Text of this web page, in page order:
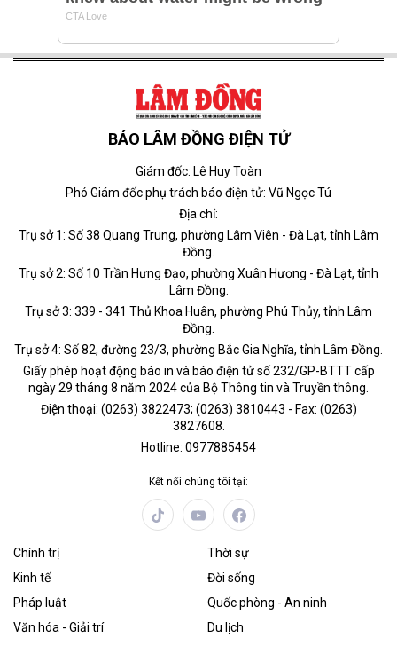
BÁO LÂM ĐỒNG ĐIỆN TỬ
Giám đốc: Lê Huy Toàn
Phó Giám đốc phụ trách báo điện tử: Vũ Ngọc Tú
Địa chỉ:
Trụ sở 1: Số 38 Quang Trung, phường Lâm Viên - Đà Lạt, tỉnh Lâm
Đồng.
Trụ sở 2: Số 10 Trần Hưng Đạo, phường Xuân Hương - Đà Lạt, tỉnh
Lâm Đồng.
Trụ sở 3: 339 - 341 Thủ Khoa Huân, phường Phú Thủy, tỉnh Lâm
Đồng.
Trụ sở 4: Số 82, đường 23/3, phường Bắc Gia Nghĩa, tỉnh Lâm Đồng.
Giấy phép hoạt động báo in và báo điện tử số 232/GP-BTTT cấp
ngày 29 tháng 8 năm 2024 của Bộ Thông tin và Truyền thông.
Điện thoại: (0263) 3822473; (0263) 3810443 - Fax: (0263)
3827608.
Hotline: 0977885454
Kết nối chúng tôi tại:
Chính trị
Thời sự
Kinh tế
Đời sống
Pháp luật
Quốc phòng - An ninh
Văn hóa - Giải trí
Du lịch